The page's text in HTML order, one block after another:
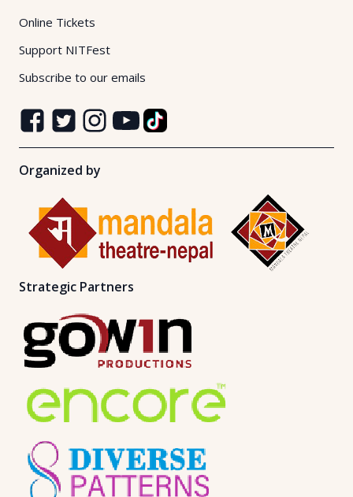
Online Tickets
Support NITFest
Subscribe to our emails
Organized by
Strategic Partners